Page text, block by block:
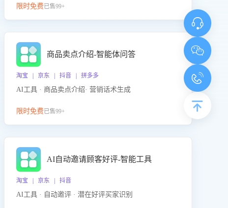
限时免费已售99+
商品卖点介绍-智能体问答
淘宝 | 京东 | 抖音 | 拼多多
AI工具 · 商品卖点介绍· 营销话术生成
限时免费已售99+
AI自动邀请顾客好评-智能工具
淘宝 | 京东 | 抖音
AI工具 · 自动邀评 · 潜在好评买家识别